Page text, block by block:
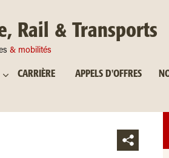
Rail & Transports
& mobilités
CARRIÈRE APPELS D'OFFRES